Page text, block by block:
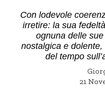
Con lodevole
irretire: la sua
ognuna delle
nostalgica e
del tempo
21